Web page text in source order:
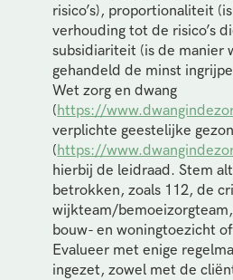
risico’s), proportionaliteit
verhouding tot de risico’s
subsidiariteit (is de manier
gehandeld de minst
Wet zorg en dwang
(https://
verplichte geestelijke
(https://
hierbij de leidraad. Stem
betrokken, zoals 112, de
wijkteam/
bouw- en woningtoezicht
Evalueer met enige
ingezet, zowel met de